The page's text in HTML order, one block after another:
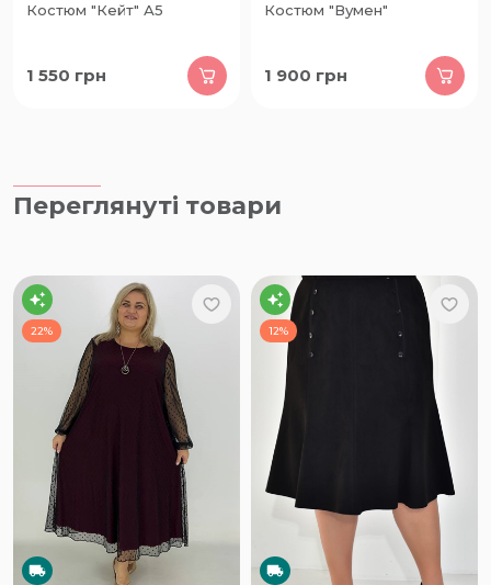
Костюм "Кейт" А5
1 550 грн
Костюм "Вумен"
1 900 грн
Переглянуті товари
22% 12%